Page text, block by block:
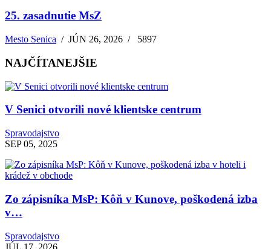
25. zasadnutie MsZ
Mesto Senica /JÚN 26, 2026 / 5897
NAJČÍTANEJŠIE
V Senici otvorili nové klientske centrum
Spravodajstvo
SEP 05, 2025
Zo zápisníka MsP: Kôň v Kunove, poškodená izba
v…
Spravodajstvo
JÚL 17, 2026